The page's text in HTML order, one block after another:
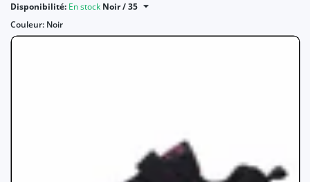
Disponibilité: En stock Noir / 35
Couleur: Noir